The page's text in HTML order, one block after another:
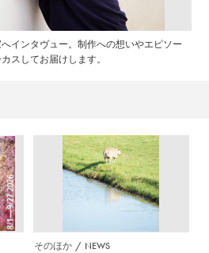
インタヴュー。制作への想いやエピソー
スしてお届けします。
そのほか NEWS